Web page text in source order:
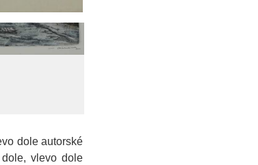
dole autorské
vlevo dole